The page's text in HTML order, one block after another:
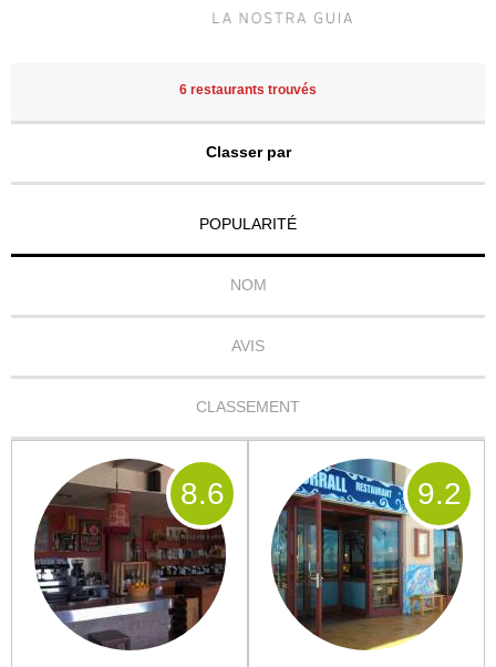
6 restaurants trouvés
Classer par
POPULARITÉ
NOM
AVIS
CLASSEMENT
8.6 9.2